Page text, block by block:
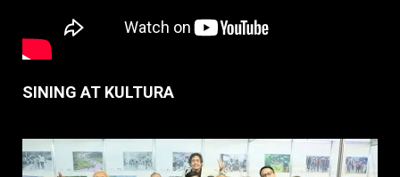
SINING AT KULTURA